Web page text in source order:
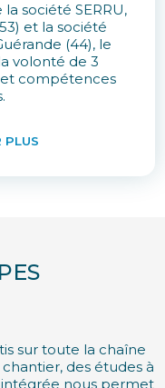
société SERRU,
et la société
(44), le
volonté de 3
et compétences
PLUS
sur toute la chaîne
des études à
nous permet